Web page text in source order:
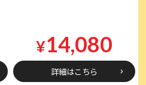
¥14,080
詳細はこちら